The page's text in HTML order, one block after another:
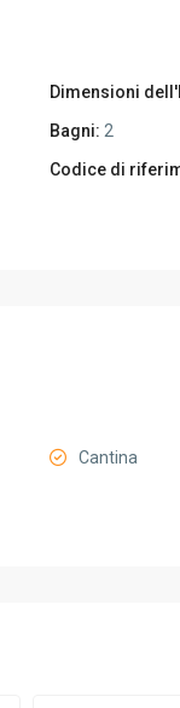
Dimensioni
Bagni: 2
Codice di
Cantina